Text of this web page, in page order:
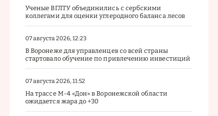
Ученые ВГЛТУ объединились с сербскими
коллегами для оценки углеродного баланса лесов
07 августа 2026, 12:23
В Воронеже для управленцев со всей страны
стартовало обучение по привлечению инвестиций
07 августа 2026, 11:52
На трассе М-4 «Дон» в Воронежской области
ожидается жара до +30